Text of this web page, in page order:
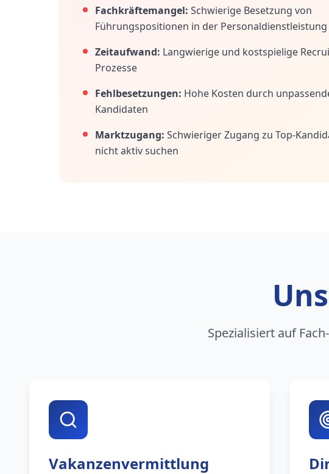
Fachkräftemangel: Schwierige Besetzung von
Führungspositionen in der Personaldienstleistung
Zeitaufwand: Langwierige und kostspielige
Prozesse
Fehlbesetzungen: Hohe Kosten durch
Kandidaten
Marktzugang: Schwieriger Zugang zu Top-
nicht aktiv suchen
Spezialisiert auf
Vakanzenvermittlung